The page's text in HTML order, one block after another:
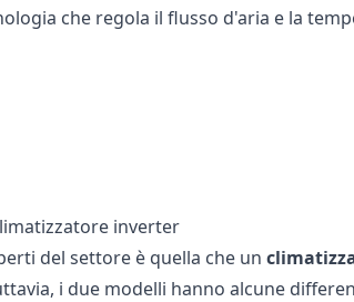
che regola il flusso d'aria e la
inverter
del settore è quella che un
i due modelli hanno alcune